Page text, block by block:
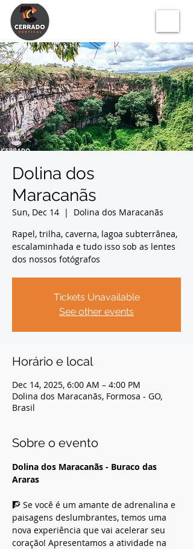
Dolina dos
Maracanãs
Sun, Dec 14
  |
Dolina dos Maracanãs
Rapel, trilha, caverna, lagoa subterrânea,
escalaminhada e tudo isso sob as lentes
dos nossos fotógrafos
Tickets Unavailable
See other events
Horário e local
Dec 14, 2025, 6:00 AM – 4:00 PM
Dolina dos Maracanãs, Formosa - GO,
Brasil
Sobre o evento
Dolina dos Maracanãs - Buraco das
Araras
🧗 Se você é um amante de adrenalina e
paisagens deslumbrantes, temos uma
nova experiência que vai acelerar seu
coração! Apresentamos a atividade na